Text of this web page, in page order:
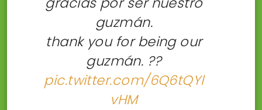
guzmán.
thank you for being our
guzmán. ??
pic.twitter.com/6Q6tQYl
vHM